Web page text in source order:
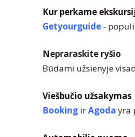
Kur perkame
Getyourguide -
Nepraraskite ryšio
Būdami užsienyje
Viešbučio užsakymas
Booking irAgoda yra